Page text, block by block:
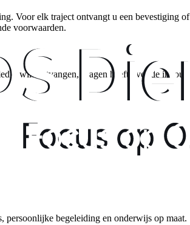
Voor elk traject ontvangt u een bevestiging
voorwaarden.
wilt ontvangen, vragen heeft over de
persoonlijke begeleiding en onderwijs op maat.